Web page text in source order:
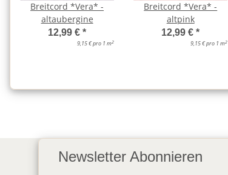
Breitcord *Vera* -
altaubergine
12,99 €*
9,15 € pro 1 m2
Breitcord *Vera* -
altpink
12,99 €*
9,15 € pro 1 m2
Newsletter Abonnieren